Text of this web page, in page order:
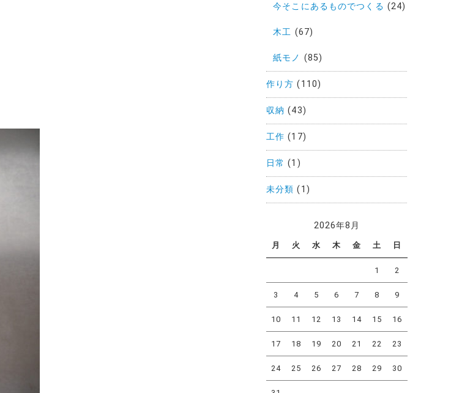
今そこにあるものでつくる (24)
木工 (67)
紙モノ (85)
作り方 (110)
収納 (43)
工作 (17)
日常 (1)
未分類 (1)
2026年8月
月 火 水 木 金 土 日
1 2
3 4 5 6 7 8 9
10 11 12 13 14 15 16
17 18 19 20 21 22 23
24 25 26 27 28 29 30